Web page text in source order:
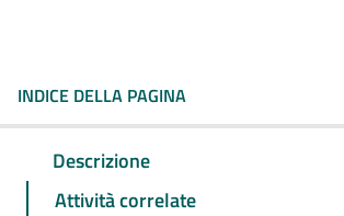
INDICE DELLA PAGINA
Descrizione
Attività correlate